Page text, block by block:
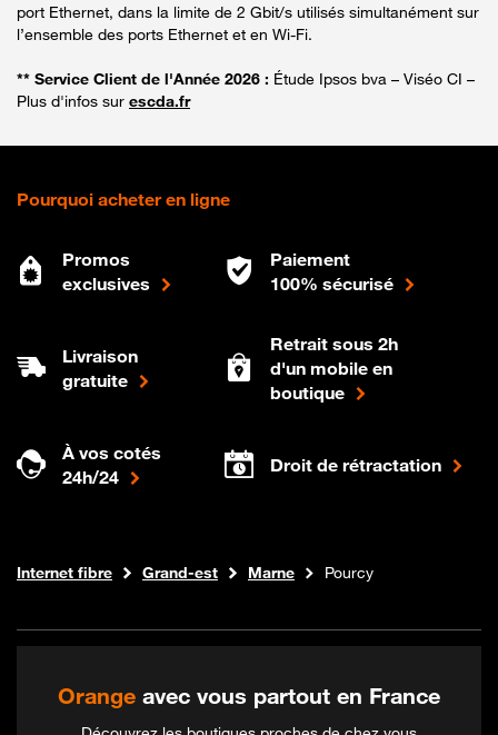
port Ethernet, dans la limite de 2 Gbit/s utilisés simultanément sur
l’ensemble des ports Ethernet et en Wi-Fi.
** Service Client de l'Année 2026 : Étude Ipsos bva – Viséo CI –
Plus d'infos sur escda.fr
Pourquoi acheter en ligne
Promos
exclusives
Paiement
100% sécurisé
Livraison
gratuite
Retrait sous 2h
d'un mobile en
boutique
À vos cotés
24h/24
Droit de rétractation
Boutique Orange
Internet fibre Grand-est Marne Pourcy